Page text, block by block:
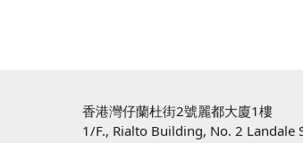
香港灣仔蘭杜街2號麗都大廈1樓
1/F., Rialto Building, No. 2 Landale